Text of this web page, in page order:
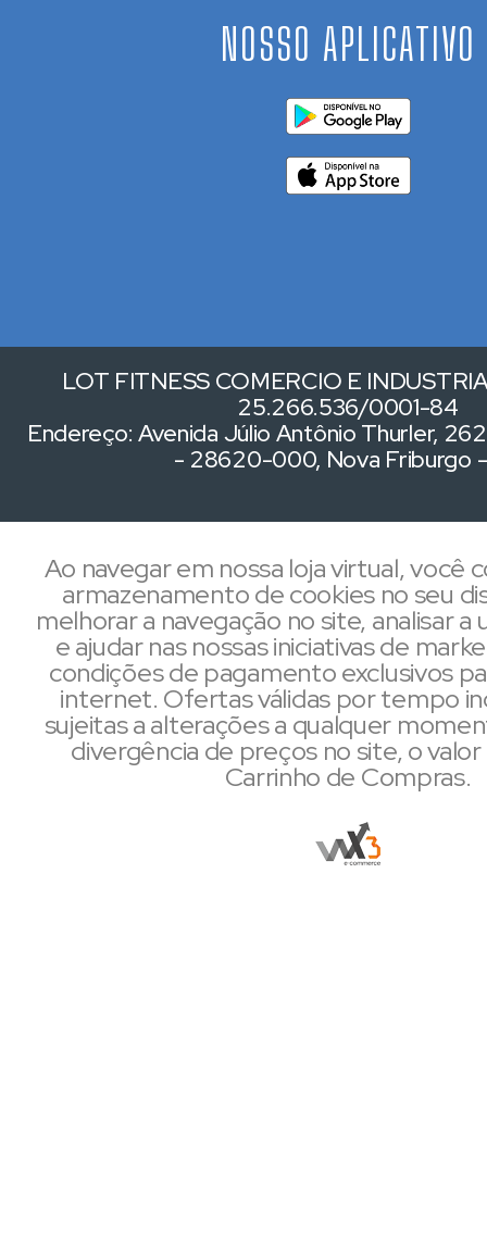
NOSSO APLICATIVO
LOT FITNESS COMERCIO E
25.266.536/0001-84
Endereço: Avenida Júlio Antônio Thurler,
- 28620-000, Nova Friburgo
Ao navegar em nossa loja virtual, você
armazenamento de cookies no seu
melhorar a navegação no site, analisar a
e ajudar nas nossas iniciativas de
condições de pagamento exclusivos
internet. Ofertas válidas por tempo
sujeitas a alterações a qualquer
divergência de preços no site, o
Carrinho de Compras.